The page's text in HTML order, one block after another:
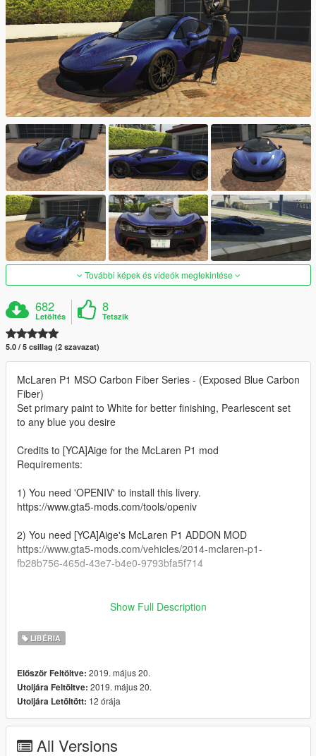
További képek és videók megtekintése
682
Letöltés
8
Tetszik
5.0 / 5 csillag (2 szavazat)
McLaren P1 MSO Carbon Fiber Series - (Exposed Blue Carbon
Fiber)
Set primary paint to White for better finishing, Pearlescent set
to any blue you desire
Credits to [YCA]Aige for the McLaren P1 mod
Requirements:
1) You need 'OPENIV' to install this livery.
https://www.gta5-mods.com/tools/openiv
2) You need [YCA]Aige's McLaren P1 ADDON MOD
https://www.gta5-mods.com/vehicles/2014-mclaren-p1-
fb28b756-465d-43e7-b4e0-9793bfa5f714
_______________________________________
Installation:
1) Open 'OPENIV'
2) GTAV/mods/Update/x64/dlcpacks/P1/dlc.rpf/x64/vehicles.rpf/
3) Open 'P1.ytd'
Show Full Description
LIBÉRIA
Először Feltöltve: 2019. május 20.
Utoljára Feltöltve: 2019. május 20.
Utoljára Letöltött: 12 órája
All Versions